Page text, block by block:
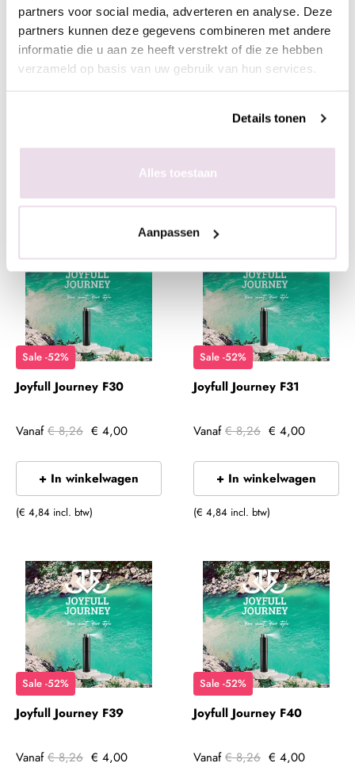
partners voor social media, adverteren en analyse. Deze
partners kunnen deze gegevens combineren met andere
informatie die u aan ze heeft verstrekt of die ze hebben
verzameld op basis van uw gebruik van hun services.
Details tonen
Alles toestaan
Aanpassen
Sale -52%
Joyfull Journey F28
+ In winkelwagen
Sale
Joyfull Journey F29
Sale -52%
Joyfull Journey F30
Vanaf € 8,26 € 4,00
+ In winkelwagen
(€ 4,84 incl. btw)
Sale -52%
Joyfull Journey F31
Vanaf € 8,26 € 4,00
+ In winkelwagen
(€ 4,84 incl. btw)
Sale -52%
Joyfull Journey F39
Vanaf € 8,26 € 4,00
Sale -52%
Joyfull Journey F40
Vanaf € 8,26 € 4,00